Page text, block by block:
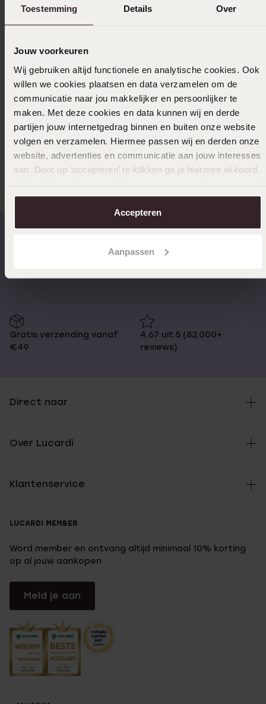
Toestemming Details Over
Jouw voorkeuren
Wij gebruiken altijd functionele en analytische cookies. Ook
willen we cookies plaatsen en data verzamelen om de
communicatie naar jou makkelijker en persoonlijker te
maken. Met deze cookies en data kunnen wij en derde
partijen jouw internetgedrag binnen en buiten onze website
volgen en verzamelen. Hiermee passen wij en derden onze
website, advertenties en communicatie aan jouw interesses
aan. Door op ‘accepteren’ te klikken ga je hiermee akkoord.
over in onscookiebeleid.
Accepteren
Aanpassen
Uitverkocht
Ook leuk voor jou
Anderen kochten ook
Op werkdagen voor 17:00
14 dagen retourneren
Gratis verzending vanaf
€49
4,67 uit 5 (82.000+
reviews)
Direct naar
Over Lucardi
Klantenservice
LUCARDI MEMBER
Word member en ontvang altijd minimaal 10% korting
op al jouw aankopen
Meld je aan